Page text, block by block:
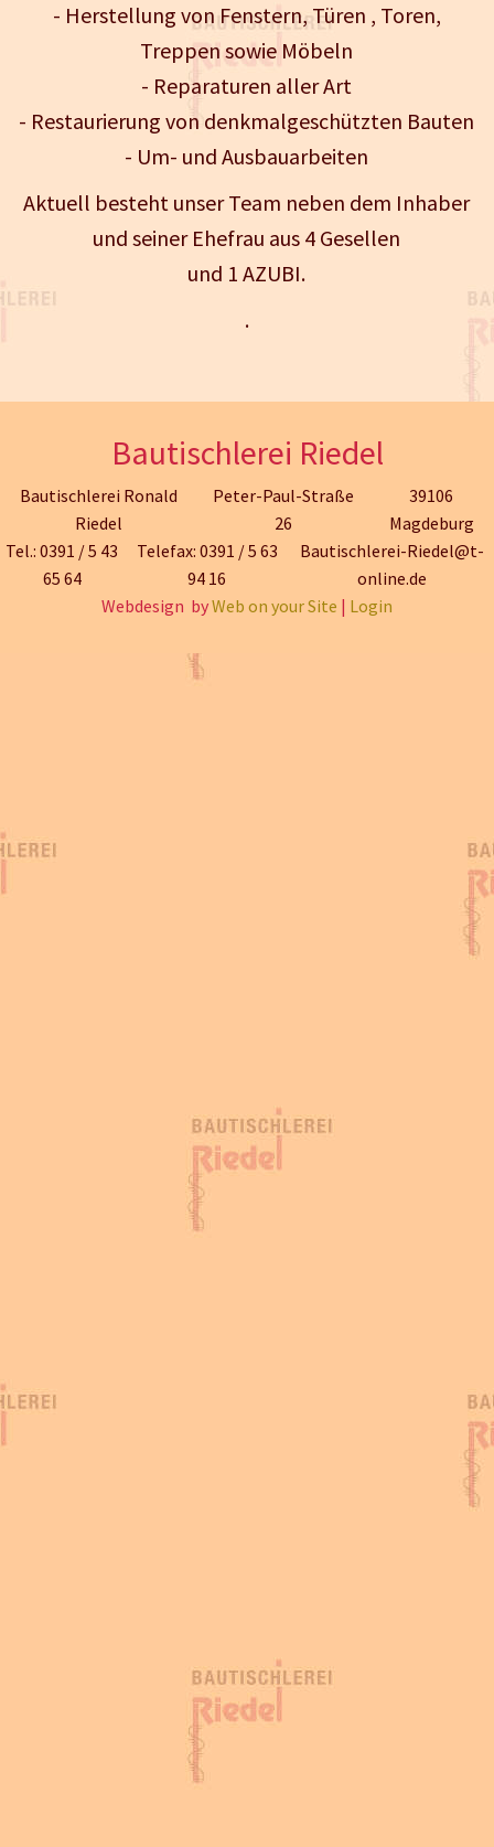
- Herstellung von Fenstern, Türen , Toren,
Treppen sowie Möbeln
- Reparaturen aller Art
- Restaurierung von denkmalgeschützten Bauten
- Um- und Ausbauarbeiten
Aktuell besteht unser Team neben dem Inhaber
und seiner Ehefrau aus 4 Gesellen
und 1 AZUBI.
.
Bautischlerei Riedel
Bautischlerei Ronald
Riedel
Peter-Paul-Straße
26
39106
Magdeburg
Tel.: 0391 / 5 43
65 64
Telefax: 0391 / 5 63
94 16
Bautischlerei-Riedel@t-
online.de
Webdesign byWeb on your Site | Login